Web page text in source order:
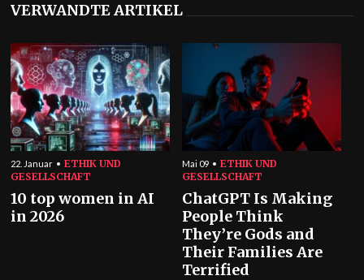
VERWANDTE ARTIKEL
22. Januar
ETHIK UND
GESELLSCHAFT
10 top women in AI
in 2026
Mai 09
ETHIK UND
GESELLSCHAFT
ChatGPT Is Making
People Think
They’re Gods and
Their Families Are
Terrified